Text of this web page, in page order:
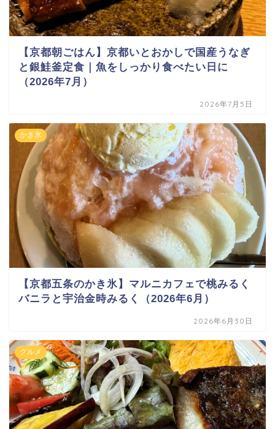
【京都朝ごはん】京都いとおかしで国産うなぎ
と銀鮭釜定食｜魚をしっかり食べたい日に
（2026年7月）
2026年7月5日
かき氷
【京都五条のかき氷】マルニカフェで桃みるく
バニラと宇治金時みるく（2026年6月）
2026年6月30日
グルメ